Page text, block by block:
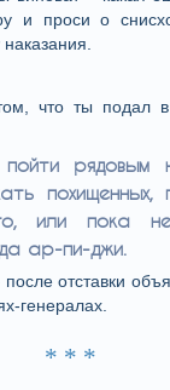
и проси о
что ты подал в
рядовым
или пока
ар-пи-джи.
отставки
генералах.
* * *